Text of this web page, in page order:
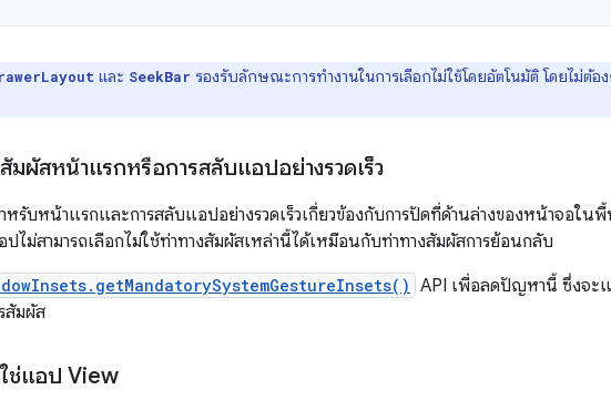
และ SeekBar รองรับลักษณะการทำงานในการเลือกไม่ใช้โดยอัตโนมัติ โดยไม่ต้อ
มผัสหน้าแรกหรือการสลับแอปอย่างรวดเร็ว
หรับหน้าแรกและการสลับแอปอย่างรวดเร็วเกี่ยวข้องกับการปัดที่ด้านล่างของหน้าจอใน
ปไม่สามารถเลือกไม่ใช้ท่าทางสัมผัสเหล่านี้ได้เหมือนกับท่าทางสัมผัสการย้อนกลับ
API เพื่อลดปัญหานี้ ซึ่งจะ
สัมผัส
ช่แอป View